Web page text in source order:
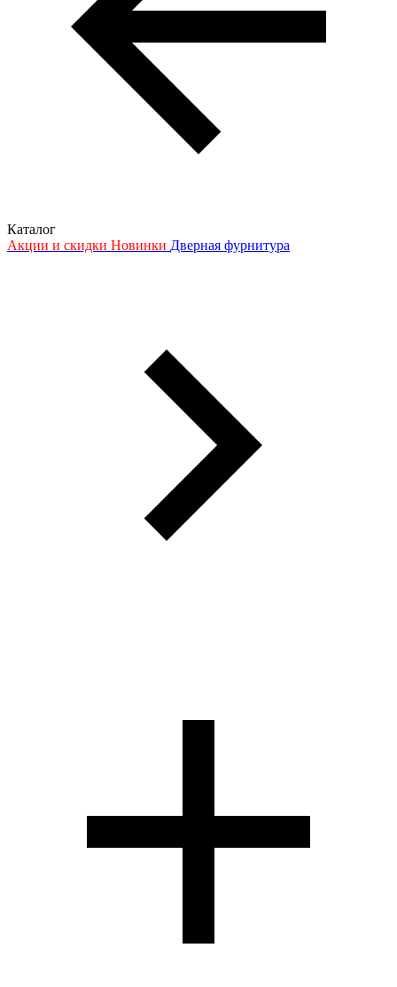
Каталог
Акции и скидки Новинки Дверная фурнитура